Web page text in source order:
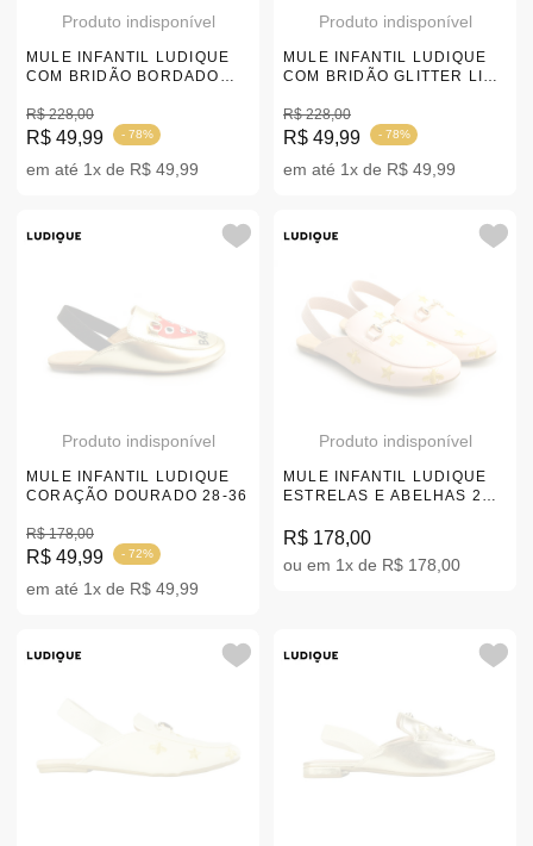
Produto indisponível
MULE INFANTIL LUDIQUE
COM BRIDÃO BORDADO
36
R$ 228,00
R$ 49,99 - 78%
em até 1x de R$ 49,99
Produto indisponível
MULE INFANTIL LUDIQUE
COM BRIDÃO GLITTER LISO
R$ 228,00
R$ 49,99 - 78%
em até 1x de R$ 49,99
Produto indisponível
MULE INFANTIL LUDIQUE
CORAÇÃO DOURADO 28-36
R$ 178,00
R$ 49,99 - 72%
em até 1x de R$ 49,99
Produto indisponível
MULE INFANTIL LUDIQUE
ESTRELAS E ABELHAS 28-
R$ 178,00
ou em 1x de R$ 178,00